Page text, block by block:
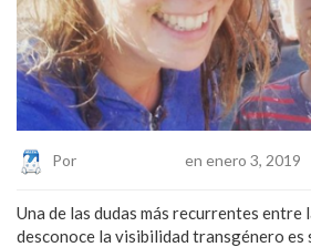
Por en enero 3, 2019
Una de las dudas más recurrentes entre
desconoce la visibilidad transgénero es